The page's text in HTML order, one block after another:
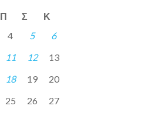
Π Σ Κ
4 5
6
11 12
13
18 19
20
25 26
27